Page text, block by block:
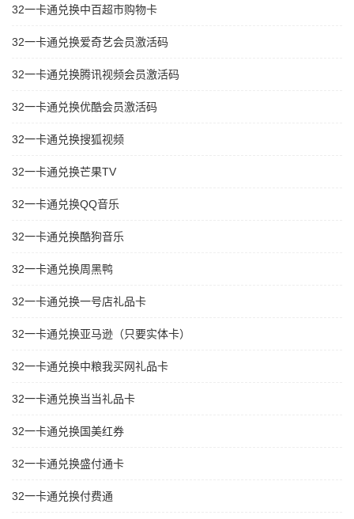
32一卡通兑换中百超市购物卡
32一卡通兑换爱奇艺会员激活码
32一卡通兑换腾讯视频会员激活码
32一卡通兑换优酷会员激活码
32一卡通兑换搜狐视频
32一卡通兑换芒果TV
32一卡通兑换QQ音乐
32一卡通兑换酷狗音乐
32一卡通兑换周黑鸭
32一卡通兑换一号店礼品卡
32一卡通兑换亚马逊（只要实体卡）
32一卡通兑换中粮我买网礼品卡
32一卡通兑换当当礼品卡
32一卡通兑换国美红券
32一卡通兑换盛付通卡
32一卡通兑换付费通